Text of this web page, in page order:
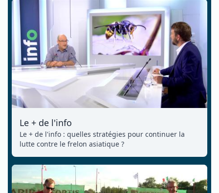
Le + de l'info
Le + de l'info : quelles stratégies pour continuer la
lutte contre le frelon asiatique ?